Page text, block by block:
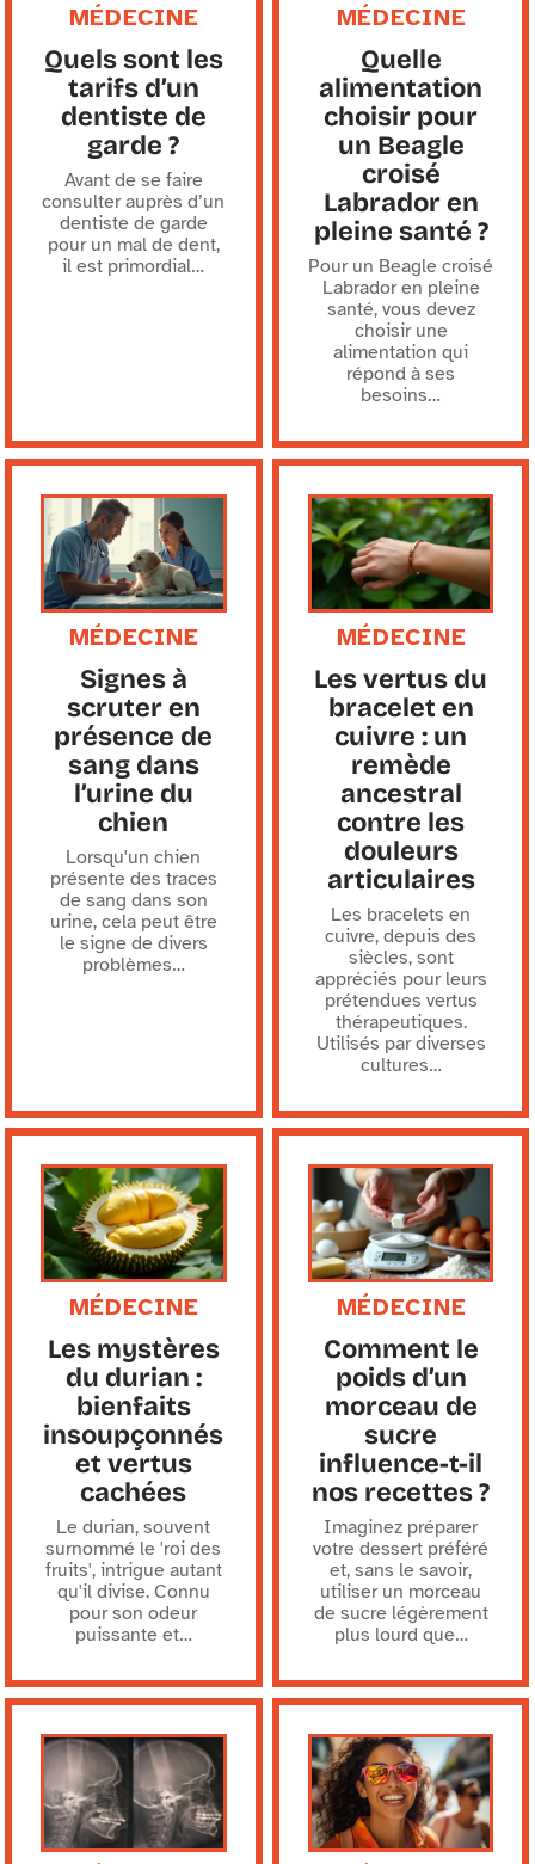
MÉDECINE
Quels sont les
tarifs d’un
dentiste de
garde ?
Avant de se faire
consulter auprès d’un
dentiste de garde
pour un mal de dent,
il est primordial…
MÉDECINE
Quelle
alimentation
choisir pour
un Beagle
croisé
Labrador en
pleine santé ?
Pour un Beagle croisé
Labrador en pleine
santé, vous devez
choisir une
alimentation qui
répond à ses
besoins…
MÉDECINE
Signes à
scruter en
présence de
sang dans
l’urine du
chien
Lorsqu'un chien
présente des traces
de sang dans son
urine, cela peut être
le signe de divers
problèmes…
MÉDECINE
Les vertus du
bracelet en
cuivre : un
remède
ancestral
contre les
douleurs
articulaires
Les bracelets en
cuivre, depuis des
siècles, sont
appréciés pour leurs
prétendues vertus
thérapeutiques.
Utilisés par diverses
cultures…
MÉDECINE
Les mystères
du durian :
bienfaits
insoupçonnés
et vertus
cachées
Le durian, souvent
surnommé le 'roi des
fruits', intrigue autant
qu'il divise. Connu
pour son odeur
puissante et…
MÉDECINE
Comment le
poids d’un
morceau de
sucre
influence-t-il
nos recettes ?
Imaginez préparer
votre dessert préféré
et, sans le savoir,
utiliser un morceau
de sucre légèrement
plus lourd que…